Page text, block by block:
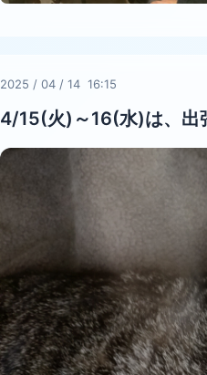
2025 / 04 / 14 16:15
4/15(火)～16(水)は、出